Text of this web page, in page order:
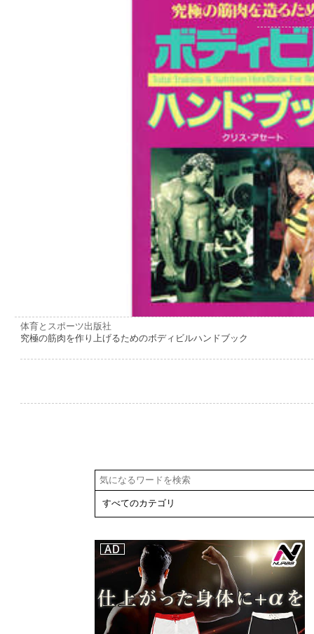
体育とスポーツ出版社
究極の筋肉を作り上げるためのボディビルハンドブック